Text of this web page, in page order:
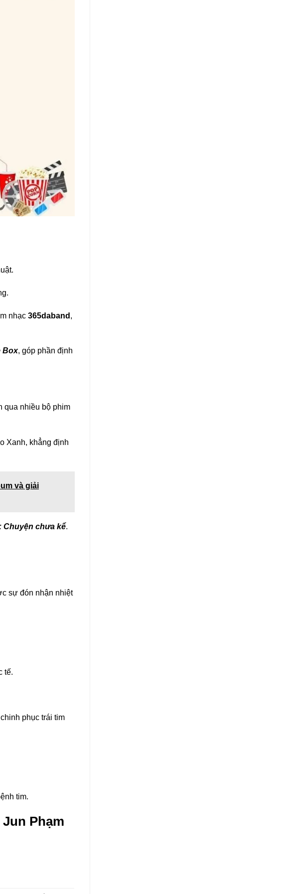
nhạc 365daband ,
Box, góp phần định
qua nhiều bộ phim
Xanh, khẳng định
và giải
Chuyện chưa kể.
sự đón nhận nhiệt
tế.
phục trái tim
tim.
Phạm